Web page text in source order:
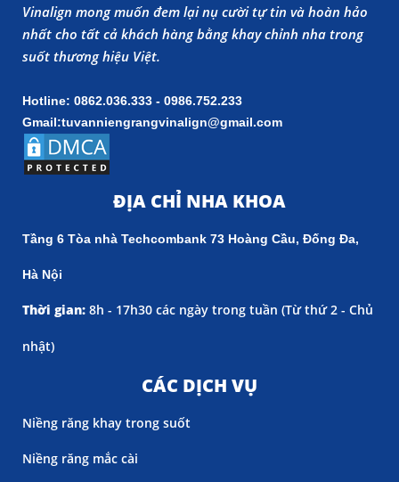
Vinalign mong muốn đem lại nụ cười tự tin và hoàn hảo
nhất cho tất cả khách hàng bằng khay chỉnh nha trong
suốt thương hiệu Việt.
Hotline: 0862.036.333 - 0986.752.233
Gmail:tuvanniengrangvinalign@gmail.com
ĐỊA CHỈ NHA KHOA
Tầng 6 Tòa nhà Techcombank 73 Hoàng Cầu, Đống Đa,
Hà Nội
Thời gian: 8h - 17h30 các ngày trong tuần (Từ thứ 2 - Chủ
nhật)
CÁC DỊCH VỤ
Niềng răng khay trong suốt
Niềng răng mắc cài